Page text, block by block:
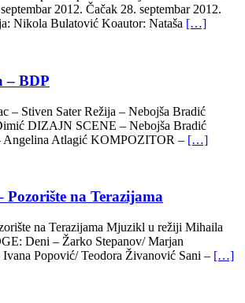
2012. Čačak 28. septembar 2012.
Nikola Bulatović Koautor: Nataša […]
– BDP
– Stiven Sater Režija – Nebojša Bradić
DIZAJN SCENE – Nebojša Bradić
Atlagić KOMPOZITOR – […]
na Terazijama
na Terazijama Mjuzikl u režiji Mihaila
Deni – Žarko Stepanov/ Marjan
Popović/ Teodora Živanović Sani – […]